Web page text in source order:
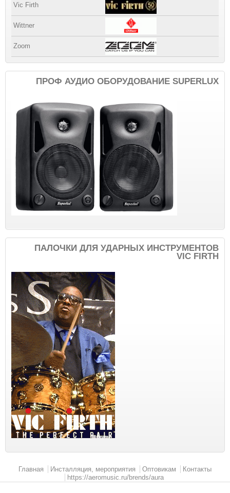
Vic Firth
Wittner
Zoom
ПРОФ АУДИО ОБОРУДОВАНИЕ SUPERLUX
ПАЛОЧКИ ДЛЯ УДАРНЫХ ИНСТРУМЕНТОВ
VIC FIRTH
Главное меню
Главная Инсталляция, мероприятия Оптовикам
Контакты
https://aeromusic.ru/brends/aura